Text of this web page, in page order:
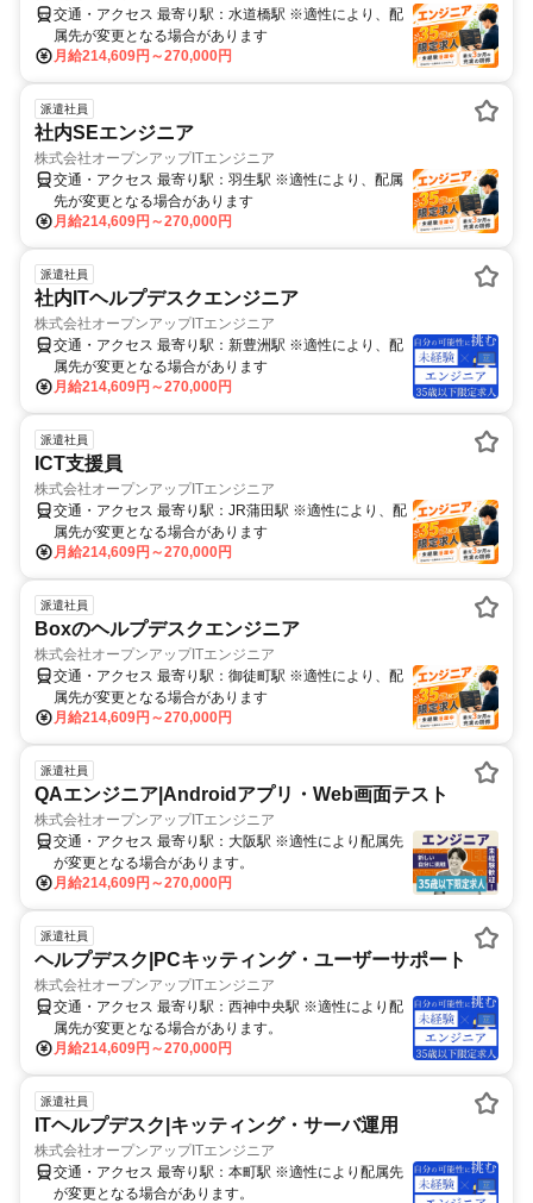
月給214,609円～270,000円
交通・アクセス 最寄り駅：水道橋駅 ※適性により、配
属先が変更となる場合があります
派遣社員
社内SEエンジニア
株式会社オープンアップITエンジニア
月給214,609円～270,000円
交通・アクセス 最寄り駅：羽生駅 ※適性により、配属
先が変更となる場合があります
派遣社員
社内ITヘルプデスクエンジニア
株式会社オープンアップITエンジニア
月給214,609円～270,000円
交通・アクセス 最寄り駅：新豊洲駅 ※適性により、配
属先が変更となる場合があります
派遣社員
ICT支援員
株式会社オープンアップITエンジニア
月給214,609円～270,000円
交通・アクセス 最寄り駅：JR蒲田駅 ※適性により、配
属先が変更となる場合があります
派遣社員
Boxのヘルプデスクエンジニア
株式会社オープンアップITエンジニア
月給214,609円～270,000円
交通・アクセス 最寄り駅：御徒町駅 ※適性により、配
属先が変更となる場合があります
派遣社員
QAエンジニア|Androidアプリ・Web画面テスト
株式会社オープンアップITエンジニア
月給214,609円～270,000円
交通・アクセス 最寄り駅：大阪駅 ※適性により配属先
が変更となる場合があります。
派遣社員
ヘルプデスク|PCキッティング・ユーザーサポート
株式会社オープンアップITエンジニア
月給214,609円～270,000円
交通・アクセス 最寄り駅：西神中央駅 ※適性により配
属先が変更となる場合があります。
派遣社員
ITヘルプデスク|キッティング・サーバ運用
株式会社オープンアップITエンジニア
交通・アクセス 最寄り駅：本町駅 ※適性により配属先
が変更となる場合があります。